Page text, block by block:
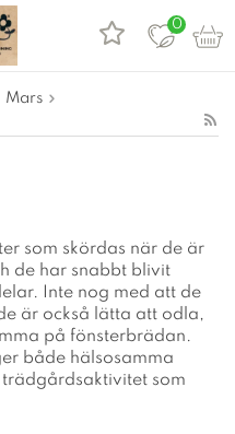
0
Mars
som skördas när de är
de har snabbt blivit
Inte nog med att de
är också lätta att odla,
på fönsterbrädan.
både hälsosamma
som